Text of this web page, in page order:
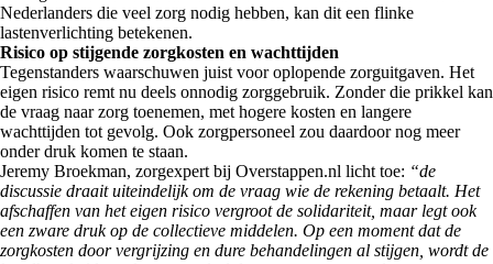
Nederlanders die veel zorg nodig hebben, kan dit een flinke
lastenverlichting betekenen.
Risico op stijgende zorgkosten en wachttijden
Tegenstanders waarschuwen juist voor oplopende zorguitgaven. Het
eigen risico remt nu deels onnodig zorggebruik. Zonder die prikkel kan
de vraag naar zorg toenemen, met hogere kosten en langere
wachttijden tot gevolg. Ook zorgpersoneel zou daardoor nog meer
onder druk komen te staan.
Jeremy Broekman, zorgexpert bij Overstappen.nl licht toe: “de
discussie draait uiteindelijk om de vraag wie de rekening betaalt. Het
afschaffen van het eigen risico vergroot de solidariteit, maar legt ook
een zware druk op de collectieve middelen. Op een moment dat de
zorgkosten door vergrijzing en dure behandelingen al stijgen, wordt de